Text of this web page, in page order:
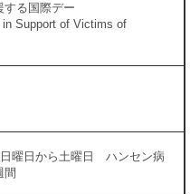
する国際デー
in Support of Victims of
曜日から土曜日 ハンセン病
間